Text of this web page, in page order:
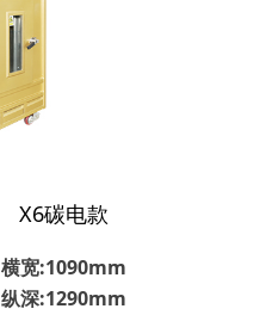
X6碳电款
横宽:1090mm
纵深:1290mm